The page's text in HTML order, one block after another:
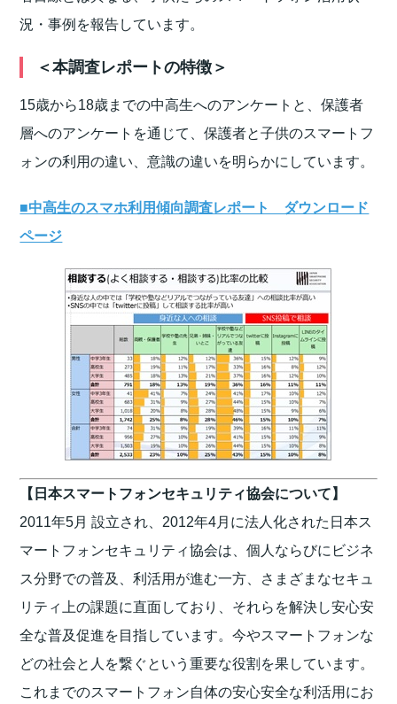
況・事例を報告しています。
＜本調査レポートの特徴＞
15歳から18歳までの中高生へのアンケートと、保護者
層へのアンケートを通じて、保護者と子供のスマートフ
ォンの利用の違い、意識の違いを明らかにしています。
■中高生のスマホ利用傾向調査レポート ダウンロード
ページ
【日本スマートフォンセキュリティ協会について】
2011年5月 設立され、2012年4月に法人化された日本ス
マートフォンセキュリティ協会は、個人ならびにビジネ
ス分野での普及、利活用が進む一方、さまざまなセキュ
リティ上の課題に直面しており、それらを解決し安心安
全な普及促進を目指しています。今やスマートフォンな
どの社会と人を繋ぐという重要な役割を果しています。
これまでのスマートフォン自体の安心安全な利活用にお